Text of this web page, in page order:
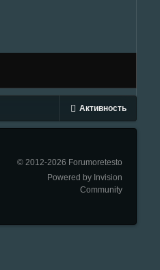
Активность
© 2012-2026 Forumoretesto
Powered by Invision
Community